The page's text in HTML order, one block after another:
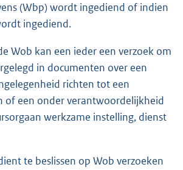
(Wbp) wordt ingediend of indien
ingediend.
Wob kan een ieder een verzoek om
in documenten over een
richten tot een
of een onder verantwoordelijkheid
werkzame instelling, dienst
te beslissen op Wob verzoeken